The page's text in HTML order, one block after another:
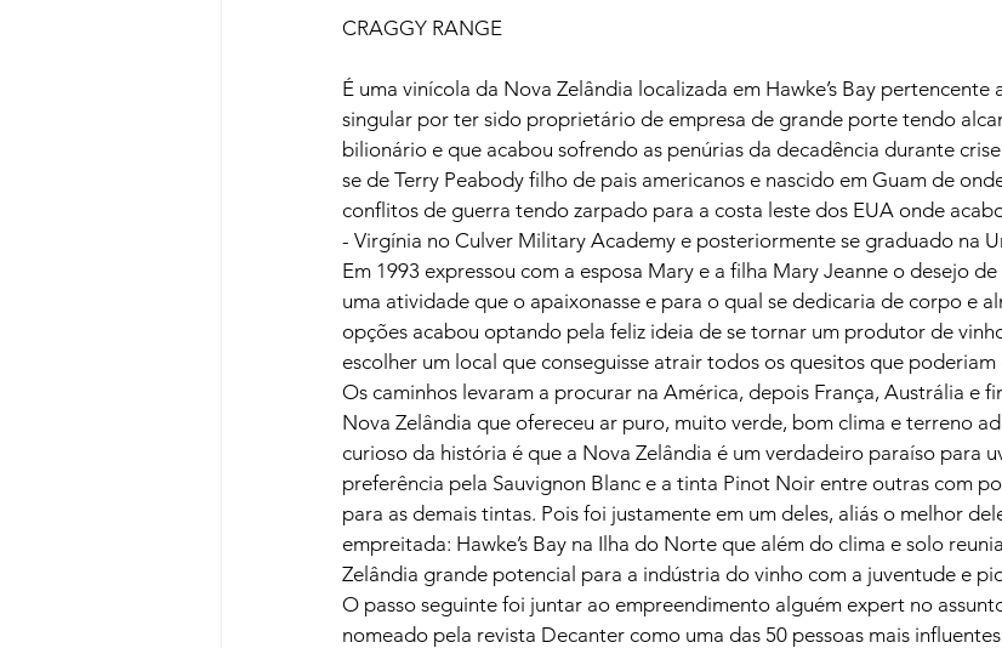
CRAGGY RANGE
É uma vinícola da Nova Zelândia localizada em Hawke’s Bay
singular por ter sido proprietário de empresa de grande porte tendo
bilionário e que acabou sofrendo as penúrias da decadência durante
se de Terry Peabody filho de pais americanos e nascido em Guam de
conflitos de guerra tendo zarpado para a costa leste dos EUA onde
- Virgínia no Culver Military Academy e posteriormente se graduado na
Em 1993 expressou com a esposa Mary e a filha Mary Jeanne o desejo
uma atividade que o apaixonasse e para o qual se dedicaria de corpo e
opções acabou optando pela feliz ideia de se tornar um produtor de
escolher um local que conseguisse atrair todos os quesitos que
Os caminhos levaram a procurar na América, depois França, Austrália e
Nova Zelândia que ofereceu ar puro, muito verde, bom clima e terreno
curioso da história é que a Nova Zelândia é um verdadeiro paraíso para
preferência pela Sauvignon Blanc e a tinta Pinot Noir entre outras com
para as demais tintas. Pois foi justamente em um deles, aliás o melhor
empreitada: Hawke’s Bay na Ilha do Norte que além do clima e solo
Zelândia grande potencial para a indústria do vinho com a juventude e
O passo seguinte foi juntar ao empreendimento alguém expert no
nomeado pela revista Decanter como uma das 50 pessoas mais